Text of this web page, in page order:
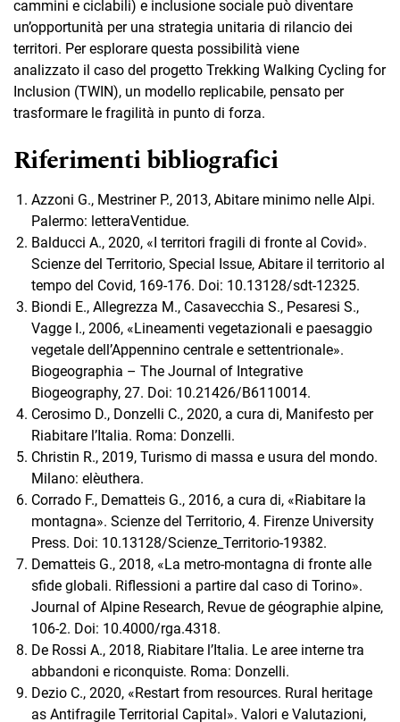
cammini e ciclabili) e inclusione sociale può diventare
un’opportunità per una strategia unitaria di rilancio dei
territori. Per esplorare questa possibilità viene
analizzato il caso del progetto Trekking Walking Cycling for
Inclusion (TWIN), un modello replicabile, pensato per
trasformare le fragilità in punto di forza.
Riferimenti bibliografici
Azzoni G., Mestriner P., 2013, Abitare minimo nelle Alpi.
Palermo: letteraVentidue.
Balducci A., 2020, «I territori fragili di fronte al Covid».
Scienze del Territorio, Special Issue, Abitare il territorio al
tempo del Covid, 169-176. Doi: 10.13128/sdt-12325.
Biondi E., Allegrezza M., Casavecchia S., Pesaresi S.,
Vagge I., 2006, «Lineamenti vegetazionali e paesaggio
vegetale dell’Appennino centrale e settentrionale».
Biogeographia – The Journal of Integrative
Biogeography, 27. Doi: 10.21426/B6110014.
Cerosimo D., Donzelli C., 2020, a cura di, Manifesto per
Riabitare l’Italia. Roma: Donzelli.
Christin R., 2019, Turismo di massa e usura del mondo.
Milano: elèuthera.
Corrado F., Dematteis G., 2016, a cura di, «Riabitare la
montagna». Scienze del Territorio, 4. Firenze University
Press. Doi: 10.13128/Scienze_Territorio-19382.
Dematteis G., 2018, «La metro-montagna di fronte alle
sfide globali. Riflessioni a partire dal caso di Torino».
Journal of Alpine Research, Revue de géographie alpine,
106-2. Doi: 10.4000/rga.4318.
De Rossi A., 2018, Riabitare l’Italia. Le aree interne tra
abbandoni e riconquiste. Roma: Donzelli.
Dezio C., 2020, «Restart from resources. Rural heritage
as Antifragile Territorial Capital». Valori e Valutazioni,